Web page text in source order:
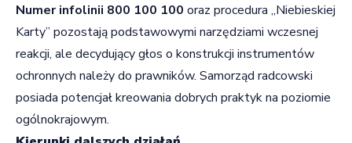
Numer infolinii 800 100 100 oraz procedura „Niebieskiej
Karty” pozostają podstawowymi narzędziami wczesnej
reakcji, ale decydujący głos o konstrukcji instrumentów
ochronnych należy do prawników. Samorząd radcowski
posiada potencjał kreowania dobrych praktyk na poziomie
ogólnokrajowym.